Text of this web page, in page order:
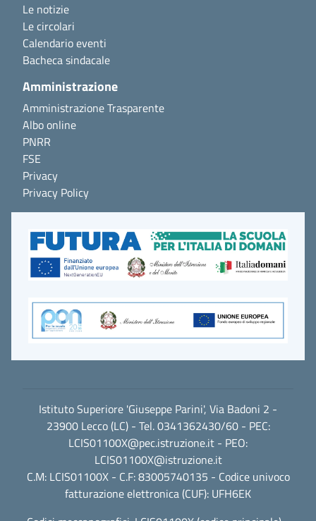
Le notizie
Le circolari
Calendario eventi
Bacheca sindacale
Amministrazione
Amministrazione Trasparente
Albo online
PNRR
FSE
Privacy
Privacy Policy
Istituto Superiore 'Giuseppe Parini', Via Badoni 2 -
23900 Lecco (LC) - Tel. 0341362430/60 - PEC:
LCIS01100X@pec.istruzione.it - PEO:
LCIS01100X@istruzione.it
C.M: LCIS01100X - C.F: 83005740135 - Codice univoco
fatturazione elettronica (CUF): UFH6EK